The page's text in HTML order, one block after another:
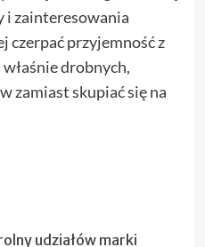
i zainteresowania
czerpać przyjemność z
drobnych,
zamiast skupiać się na
udziałów marki